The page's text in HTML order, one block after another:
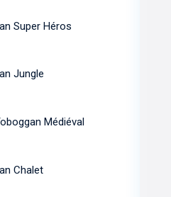
Super Héros
Jungle
Médiéval
Chalet